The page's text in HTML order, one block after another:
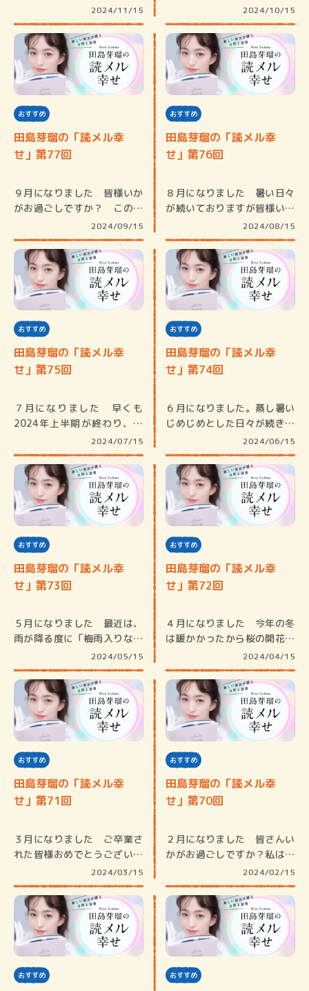
2024/11/15 2024/10/15
おすすめ
田島芽瑠の「読メル幸
せ」第77回
９月になりました 皆様いか
がお過ごしですか？ この時
2024/09/15
おすすめ
田島芽瑠の「読メル幸
せ」第76回
８月になりました 暑い日々
が続いておりますが皆様いか
2024/08/15
おすすめ
田島芽瑠の「読メル幸
せ」第75回
７月になりました 早くも
2024年上半期が終わり、暑
2024/07/15
おすすめ
田島芽瑠の「読メル幸
せ」第74回
６月になりました。蒸し暑い
じめじめとした日々が続きま
2024/06/15
おすすめ
田島芽瑠の「読メル幸
せ」第73回
５月になりました 最近は、
雨が降る度に「梅雨入りなの
2024/05/15
おすすめ
田島芽瑠の「読メル幸
せ」第72回
４月になりました 今年の冬
は暖かかったから桜の開花も
2024/04/15
おすすめ
田島芽瑠の「読メル幸
せ」第71回
３月になりました ご卒業さ
れた皆様おめでとうございま
2024/03/15
おすすめ
田島芽瑠の「読メル幸
せ」第70回
２月になりました 皆さんい
かがお過ごしですか？私は、
2024/02/15
おすすめ おすすめ